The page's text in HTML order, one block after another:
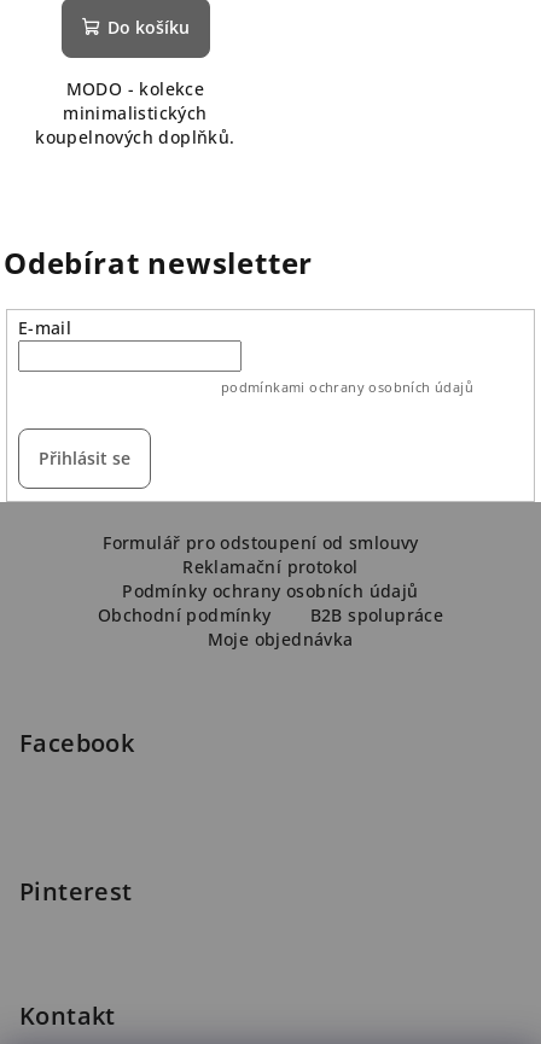
Do košíku
MODO - kolekce
minimalistických
koupelnových doplňků.
Odebírat newsletter
E-mail
podmínkami ochrany osobních údajů
Přihlásit se
Formulář pro odstoupení od smlouvy
Reklamační protokol
Podmínky ochrany osobních údajů
Obchodní podmínky
B2B spolupráce
Moje objednávka
Facebook
Pinterest
Kontakt